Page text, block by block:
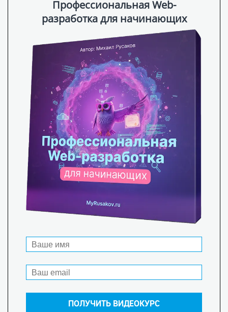
Бесплатные курсы
Выпуски рассылки
Выпуск №36.
Книги для разработчиков на 2024 год